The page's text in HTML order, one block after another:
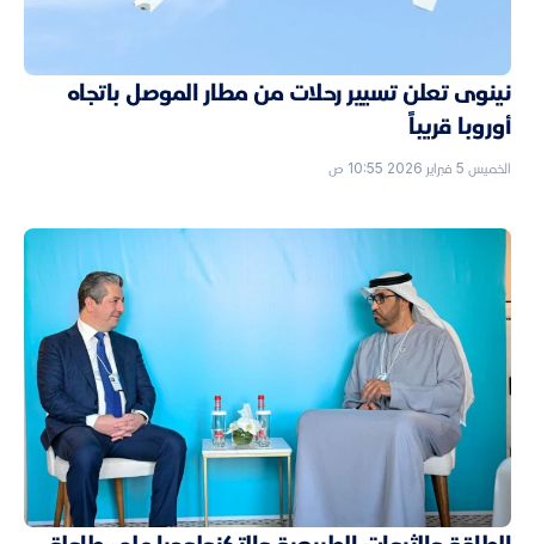
نينوى تعلن تسيير رحلات من مطار الموصل باتجاه
أوروبا قريباً
الخميس 5 فبراير 2026 10:55 ص